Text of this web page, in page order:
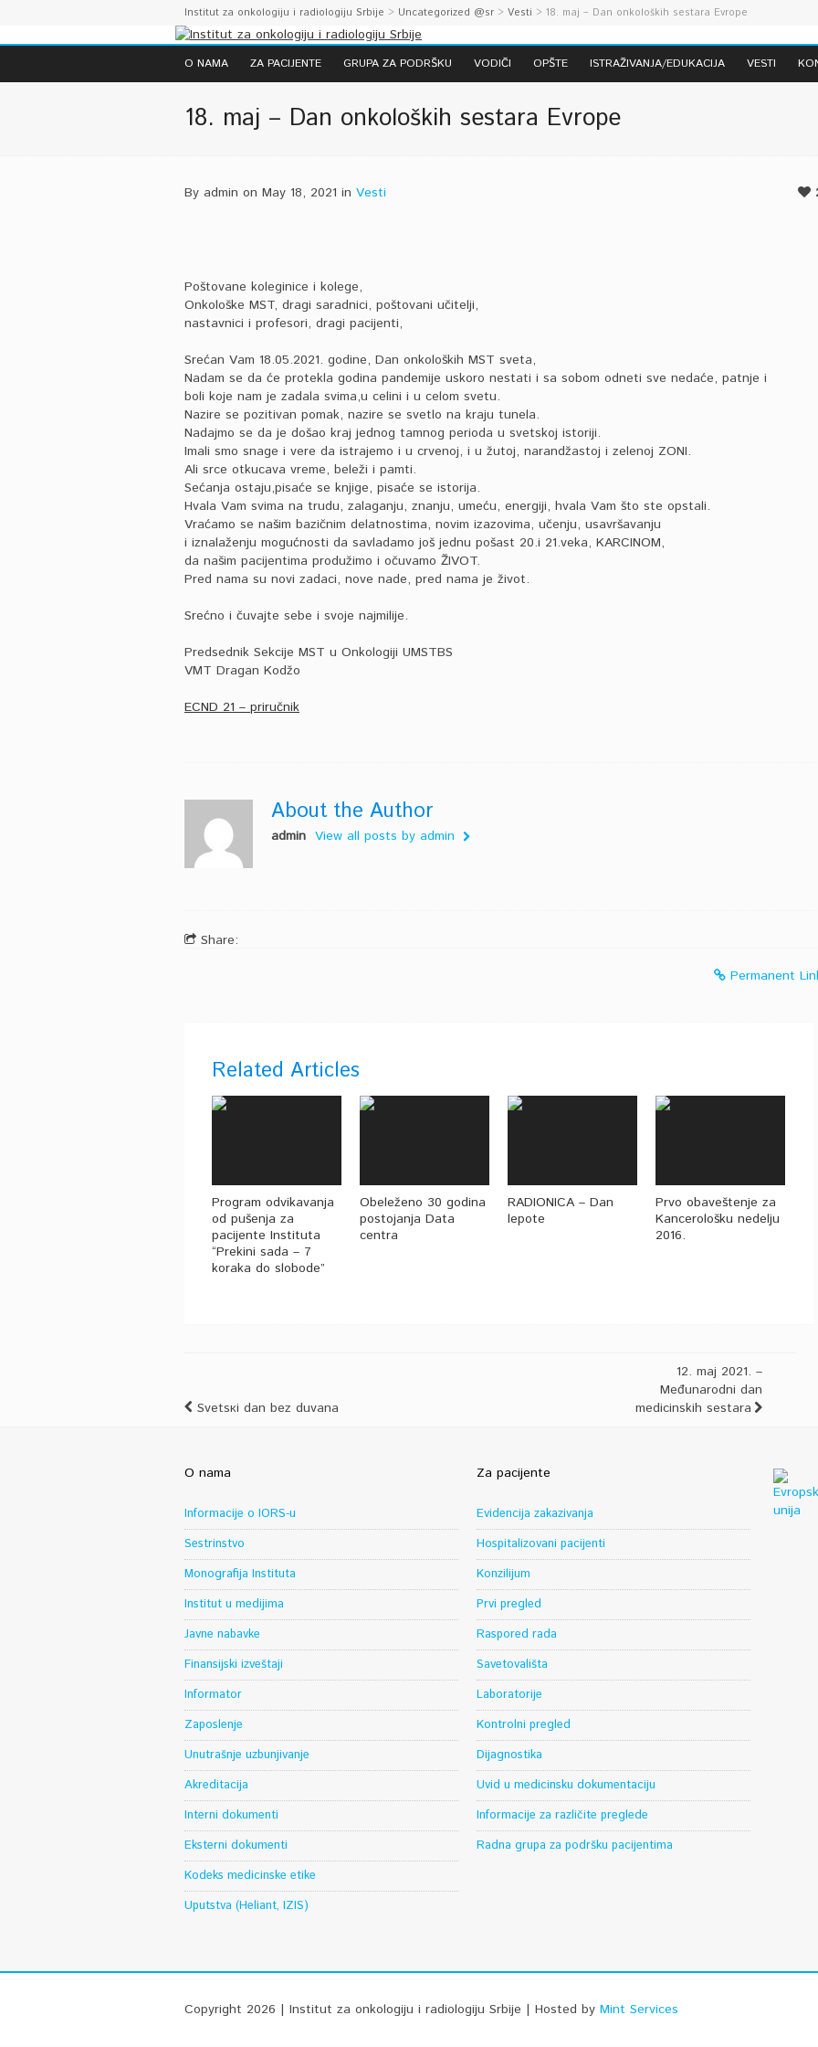
Institut za onkologiju i radiologiju Srbije > Uncategorized @sr > Vesti > 18. maj – Dan onkoloških sestara Evrope
O NAMA ZA PACIJENTE GRUPA ZA PODRŠKU VODIČI OPŠTE ISTRAŽIVANJA/EDUKACIJA VESTI
18. maj – Dan onkoloških sestara Evrope
By admin on May 18, 2021 in Vesti
Poštovane koleginice i kolege,
Onkološke MST, dragi saradnici, poštovani učitelji,
nastavnici i profesori, dragi pacijenti,
Srećan Vam 18.05.2021. godine, Dan onkoloških MST sveta,
Nadam se da će protekla godina pandemije uskoro nestati i sa sobom odneti sve nedaće, patnje i
boli koje nam je zadala svima,u celini i u celom svetu.
Nazire se pozitivan pomak, nazire se svetlo na kraju tunela.
Nadajmo se da je došao kraj jednog tamnog perioda u svetskoj istoriji.
Imali smo snage i vere da istrajemo i u crvenoj, i u žutoj, narandžastoj i zelenoj ZONI.
Ali srce otkucava vreme, beleži i pamti.
Sećanja ostaju,pisaće se knjige, pisaće se istorija.
Hvala Vam svima na trudu, zalaganju, znanju, umeću, energiji, hvala Vam što ste opstali.
Vraćamo se našim bazičnim delatnostima, novim izazovima, učenju, usavršavanju
i iznalaženju mogućnosti da savladamo još jednu pošast 20.i 21.veka, KARCINOM,
da našim pacijentima produžimo i očuvamo ŽIVOT.
Pred nama su novi zadaci, nove nade, pred nama je život.
Srećno i čuvajte sebe i svoje najmilije.
Predsednik Sekcije MST u Onkologiji UMSTBS
VMT Dragan Kodžo
ECND 21 – priručnik
About the Author
admin View all posts by admin
Share:
Permanent
Related Articles
Program odvikavanja
od pušenja za
pacijente Instituta
“Prekini sada – 7
koraka do slobode”
Obeleženo 30 godina
postojanja Data
centra
RADIONICA – Dan
lepote
Prvo obaveštenje za
Kancerološku nedelju
2016.
Svеtsкi dаn bеz duvаnа
12. maj 2021. –
Međunarodni dan
medicinskih sestara
O nama
Informacije o IORS-u
Sestrinstvo
Monografija Instituta
Institut u medijima
Javne nabavke
Finansijski izveštaji
Informator
Zaposlenje
Unutrašnje uzbunjivanje
Akreditacija
Interni dokumenti
Eksterni dokumenti
Kodeks medicinske etike
Uputstva (Heliant, IZIS)
Za pacijente
Evidencija zakazivanja
Hospitalizovani pacijenti
Konzilijum
Prvi pregled
Raspored rada
Savetovališta
Laboratorije
Kontrolni pregled
Dijagnostika
Uvid u medicinsku dokumentaciju
Informacije za različite preglede
Radna grupa za podršku pacijentima
Copyright 2026 | Institut za onkologiju i radiologiju Srbije | Hosted by Mint Services